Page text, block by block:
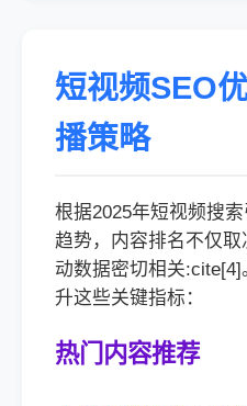
短视频SEO
播策略
根据2025年短视频搜
趋势，内容排名不仅
动数据密切相关
升这些关键指标：
热门内容推荐